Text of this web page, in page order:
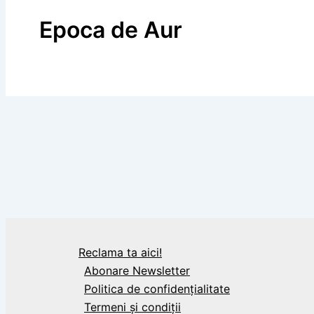
Epoca de Aur
Reclama ta aici!
Abonare Newsletter
Politica de confidențialitate
Termeni și condiții